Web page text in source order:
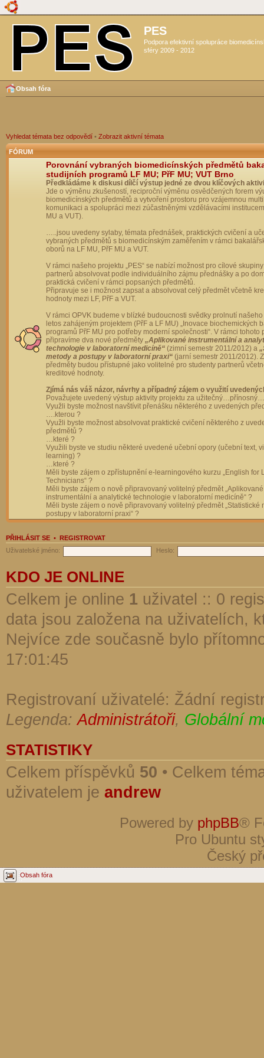
PES
Podpora efektivní spolupráce
sféry 2009 - 2012
Obsah fóra
Vyhledat témata bez odpovědí • Zobrazit aktivní témata
FÓRUM
Porovnání vybraných biomedicínských předmětů
studijních programů LF MU; PřF MU; VUT Brno
Předkládáme k diskusi dílčí výstup jedné ze dvou klíčových
Jde o výměnu zkušeností, reciproční výměnu osvědčených forem
biomedicínských předmětů a vytvoření prostoru pro vzájemnou
komunikaci a spolupráci mezi zúčastněnými vzdělávacími
MU a VUT).
…..jsou uvedeny sylaby, témata přednášek, praktických cvičení a
vybraných předmětů s biomedicínským zaměřením v rámci
oborů na LF MU, PřF MU a VUT.
V rámci našeho projektu „PES“ se nabízí možnost pro cílové
partnerů absolvovat podle individuálního zájmu přednášky a po
praktická cvičení v rámci popsaných předmětů.
Připravuje se i možnost zapsat a absolvovat celý předmět včetně
hodnoty mezi LF, PřF a VUT.
V rámci OPVK budeme v blízké budoucnosti svědky prolnutí
letos zahájeným projektem (PřF a LF MU) „Inovace biochemických
programů PřF MU pro potřeby moderní společnosti“. V rámci tohoto
připravíme dva nové předměty „Aplikované instrumentální a
technologie v laboratorní medicíně“ (zimní semestr 2011/2012) a
metody a postupy v laboratorní praxi“ (jarní semestr 2011/2012).
předměty budou přístupné jako volitelné pro studenty partnerů
kreditové hodnoty.
Zjímá nás váš názor, návrhy a případný zájem o využití
Považujete uvedený výstup aktivity projektu za
Využli byste možnost navštívit přenášku některého z uvedených
….kterou ?
Využli byste možnost absolvovat praktické cvičení některého z
předmětů ?
…které ?
Využili byste ve studiu některé uvedené učební opory (učební text,
learning) ?
…které ?
Měli byste zájem o zpřístupnění e-learningového kurzu „English for
Technicians“ ?
Měli byste zájem o nově připravovaný volitelný předmět „Aplikované
instrumentální a analytické technologie v laboratorní medicíně“ ?
Měli byste zájem o nově připravovaný volitelný předmět „Statistické
postupy v laboratorní praxi“ ?
PŘIHLÁSIT SE • REGISTROVAT
Uživatelské jméno:
Heslo:
KDO JE ONLINE
Celkem je online 1 uživatel :: 0
data jsou založena na uživatelích,
Nejvíce zde současně bylo
17:01:45
Registrovaní uživatelé: Žádní
Legenda:Administrátoři, Globální
STATISTIKY
Celkem příspěvků 50 • Celkem
uživatelem je andrew
Powered by phpBB®
Pro Ubuntu
Český
Obsah fóra